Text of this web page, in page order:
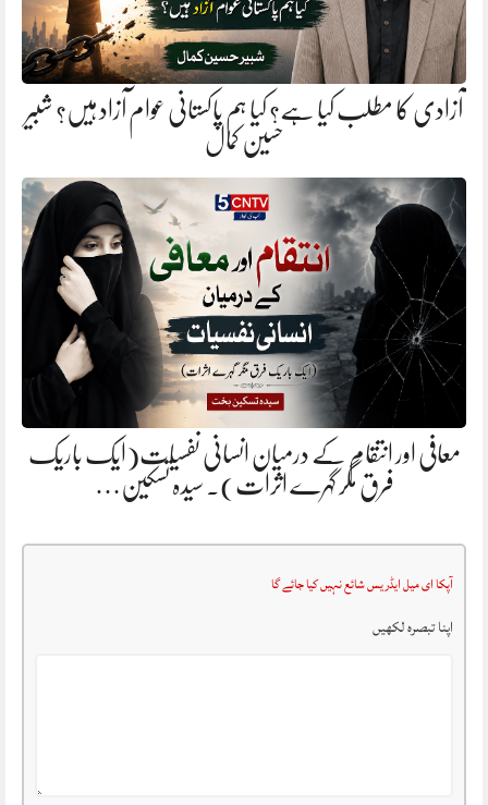
آزادی کا مطلب کیا ہے؟ کیا ہم پاکستانی عوام آزاد ہیں؟ شبیر
حسین کمال
معافی اور انتقام کے درمیان انسانی نفسیات(ایک باریک
فرق مگر گہرے اثرات). سیدہ تسکین…
آپکا ای میل ایڈریس شائع نہیں کیا جائے گا
اپنا تبصرہ لکھیں